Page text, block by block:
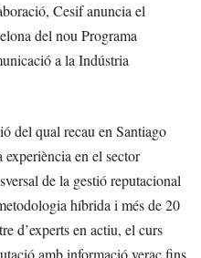
Cesif anuncia el
del nou Programa
a la Indústria
del qual recau en Santiago
en el sector
de la gestió reputacional
híbrida i més de 20
d’experts en actiu, el curs